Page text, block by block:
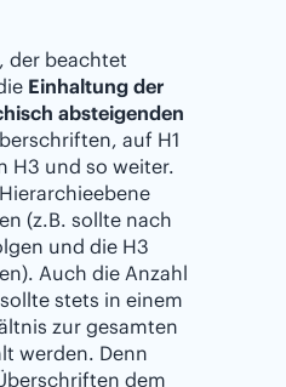
der beachtet
Einhaltung der
absteigenden
auf H1
H3 und so weiter.
(z.B. sollte nach
und die H3
Auch die Anzahl
stets in einem
zur gesamten
werden. Denn
dem